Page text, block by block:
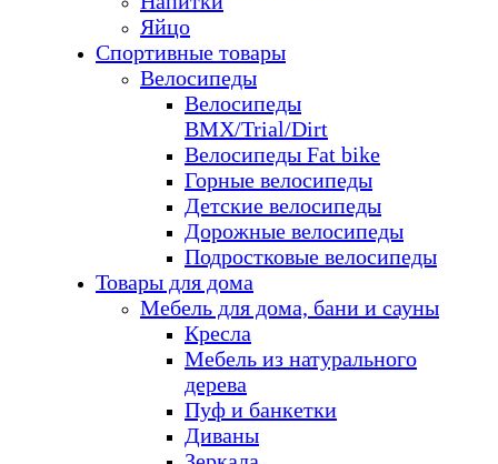
Яйцо
Спортивные товары
Велосипеды
Велосипеды
BMX/Trial/Dirt
Велосипеды Fat bike
Горные велосипеды
Детские велосипеды
Дорожные велосипеды
Подростковые велосипеды
Товары для дома
Мебель для дома, бани и сауны
Кресла
Мебель из натурального
дерева
Пуф и банкетки
Диваны